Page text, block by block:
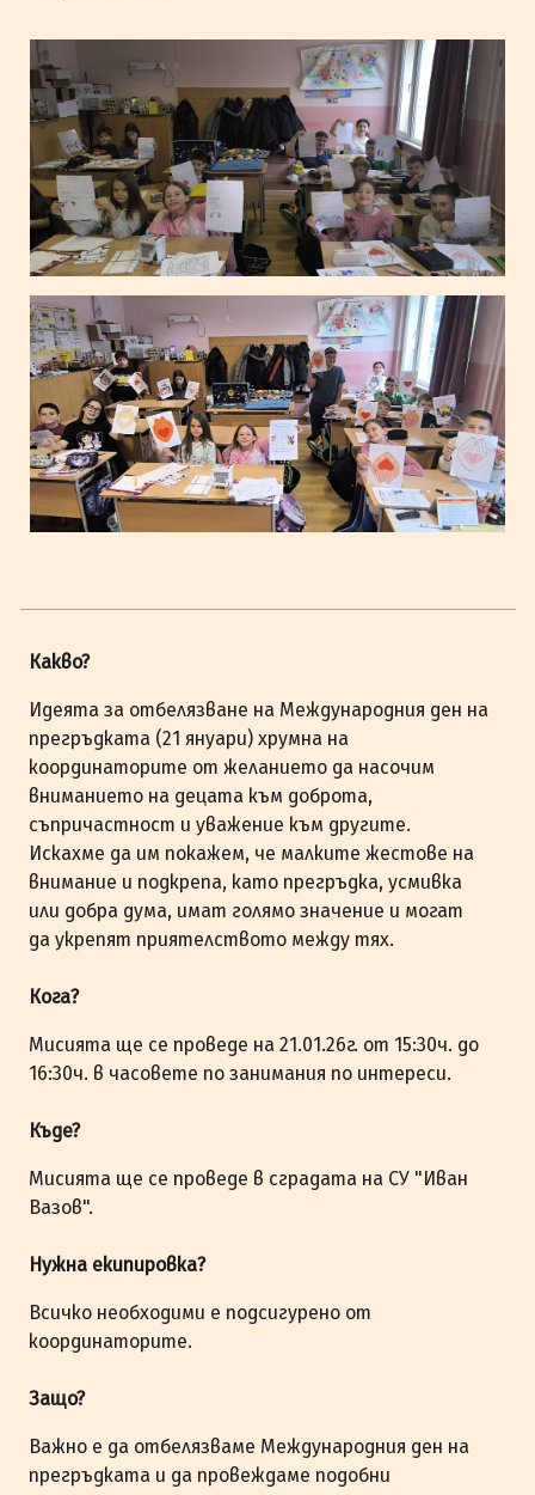
Какво?
Идеята за отбелязване на Международния ден на
прегръдката (21 януари) хрумна на
координаторите от желанието да насочим
вниманието на децата към доброта,
съпричастност и уважение към другите.
Искахме да им покажем, че малките жестове на
внимание и подкрепа, като прегръдка, усмивка
или добра дума, имат голямо значение и могат
да укрепят приятелството между тях.
Кога?
Мисията ще се проведе на 21.01.26г. от 15:30ч. до
16:30ч. в часовете по занимания по интереси.
Къде?
Мисията ще се проведе в сградата на СУ "Иван
Вазов".
Нужна екипировка?
Всичко необходими е подсигурено от
координаторите.
Защо?
Важно е да отбелязваме Международния ден на
прегръдката и да провеждаме подобни